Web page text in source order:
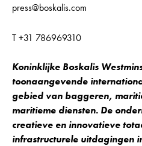
press@boskalis.com
T +31 786969310
Koninklijke Boskalis
toonaangevende
gebied van baggeren,
maritieme diensten. De
creatieve en innovatieve
infrastructurele uitdagingen